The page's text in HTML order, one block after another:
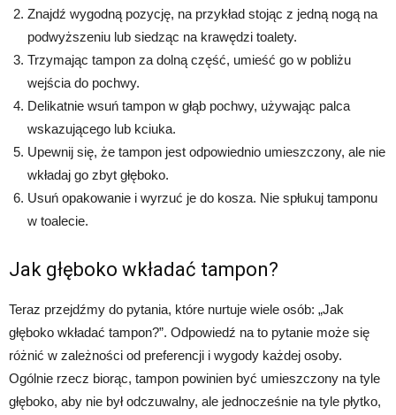
Znajdź wygodną pozycję, na przykład stojąc z jedną nogą na
podwyższeniu lub siedząc na krawędzi toalety.
Trzymając tampon za dolną część, umieść go w pobliżu
wejścia do pochwy.
Delikatnie wsuń tampon w głąb pochwy, używając palca
wskazującego lub kciuka.
Upewnij się, że tampon jest odpowiednio umieszczony, ale nie
wkładaj go zbyt głęboko.
Usuń opakowanie i wyrzuć je do kosza. Nie spłukuj tamponu
w toalecie.
Jak głęboko wkładać tampon?
Teraz przejdźmy do pytania, które nurtuje wiele osób: „Jak
głęboko wkładać tampon?”. Odpowiedź na to pytanie może się
różnić w zależności od preferencji i wygody każdej osoby.
Ogólnie rzecz biorąc, tampon powinien być umieszczony na tyle
głęboko, aby nie był odczuwalny, ale jednocześnie na tyle płytko,